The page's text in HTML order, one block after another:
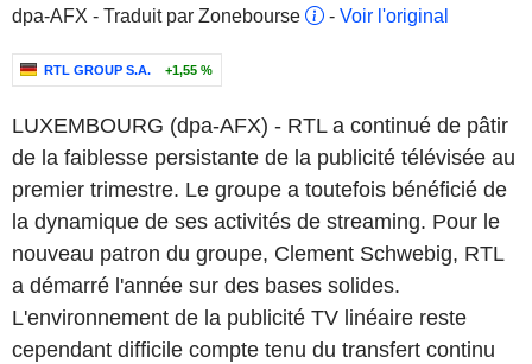
dpa-AFX - Traduit par Zonebourse
- Voir l'original
RTL GROUP S.A. +1,55 %
LUXEMBOURG (dpa-AFX) - RTL a continué de pâtir
de la faiblesse persistante de la publicité télévisée au
premier trimestre. Le groupe a toutefois bénéficié de
la dynamique de ses activités de streaming. Pour le
nouveau patron du groupe, Clement Schwebig, RTL
a démarré l'année sur des bases solides.
L'environnement de la publicité TV linéaire reste
cependant difficile compte tenu du transfert continu